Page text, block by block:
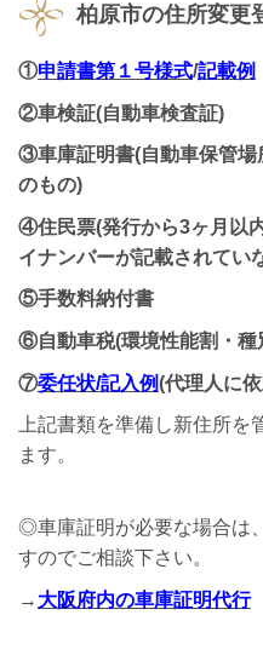
柏原市の住所変更
①申請書第１号様式/記載例
②車検証(自動車検査証)
③車庫証明書(自動車保管場
のもの)
④住民票(発行から3ヶ月以
イナンバーが記載されてい
⑤手数料納付書
⑥自動車税(環境性能割・種
⑦委任状/記入例(代理人に
上記書類を準備し新住所
ます。
◎車庫証明が必要な場合は
すのでご相談下さい。
→ 大阪府内の車庫証明代行